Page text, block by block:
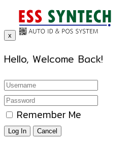
x
Hello, Welcome Back!
Remember Me